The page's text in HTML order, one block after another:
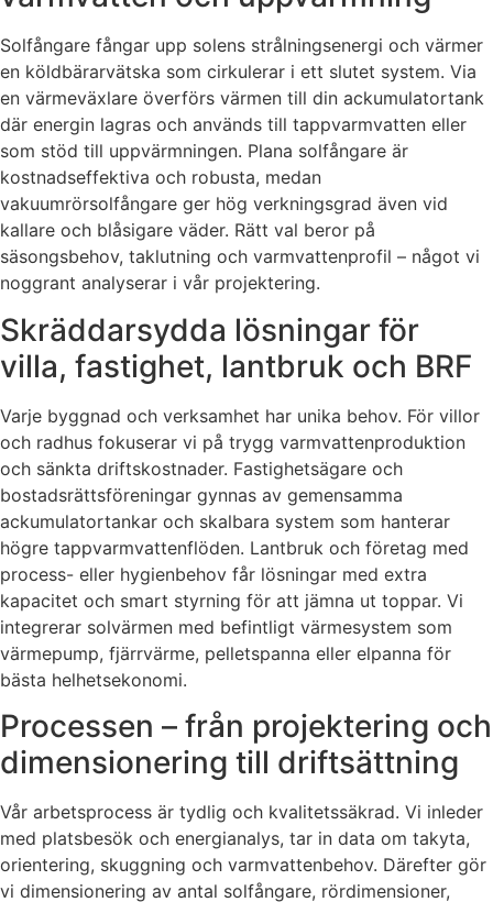
Solfångare fångar upp solens strålningsenergi och värmer
en köldbärarvätska som cirkulerar i ett slutet system. Via
en värmeväxlare överförs värmen till din ackumulatortank
där energin lagras och används till tappvarmvatten eller
som stöd till uppvärmningen. Plana solfångare är
kostnadseffektiva och robusta, medan
vakuumrörsolfångare ger hög verkningsgrad även vid
kallare och blåsigare väder. Rätt val beror på
säsongsbehov, taklutning och varmvattenprofil – något vi
noggrant analyserar i vår projektering.
Skräddarsydda lösningar för
villa, fastighet, lantbruk och BRF
Varje byggnad och verksamhet har unika behov. För villor
och radhus fokuserar vi på trygg varmvattenproduktion
och sänkta driftskostnader. Fastighetsägare och
bostadsrättsföreningar gynnas av gemensamma
ackumulatortankar och skalbara system som hanterar
högre tappvarmvattenflöden. Lantbruk och företag med
process- eller hygienbehov får lösningar med extra
kapacitet och smart styrning för att jämna ut toppar. Vi
integrerar solvärmen med befintligt värmesystem som
värmepump, fjärrvärme, pelletspanna eller elpanna för
bästa helhetsekonomi.
Processen – från projektering och
dimensionering till driftsättning
Vår arbetsprocess är tydlig och kvalitetssäkrad. Vi inleder
med platsbesök och energianalys, tar in data om takyta,
orientering, skuggning och varmvattenbehov. Därefter gör
vi dimensionering av antal solfångare, rördimensioner,